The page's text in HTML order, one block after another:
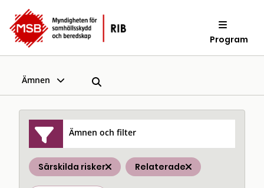
Program
Ämnen
Ämnen och filter
Särskilda risker Relaterade